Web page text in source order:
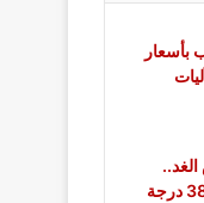
بأسعار
أجواء شديدة الحرارة و38 درجة